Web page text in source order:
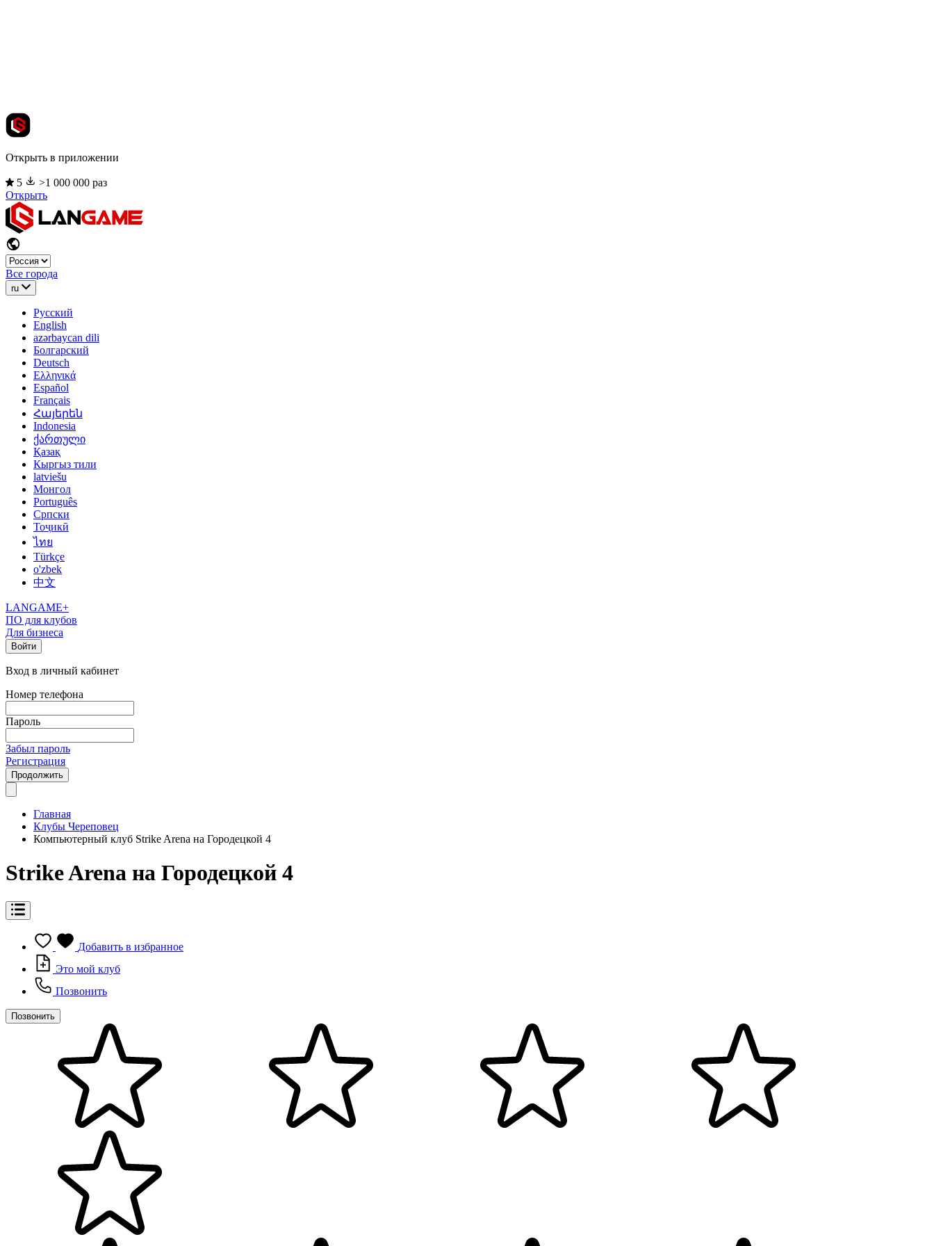
Открыть в приложении
5
>1 000 000 раз
Открыть
Все города
ru
Русский
English
azərbaycan dili
Болгарский
Deutsch
Ελληνικά
Español
Français
Հայերեն
Indonesia
ქართული
Қазақ
Кыргыз тили
latviešu
Монгол
Português
Српски
Тоҷикӣ
ไทย
Türkçe
o'zbek
中文
LANGAME+
ПО для клубов
Для бизнеса
Войти
Вход в личный кабинет
Номер телефона
Пароль
Забыл пароль
Регистрация
Продолжить
Главная
Клубы Череповец
Компьютерный клуб Strike Arena на Городецкой 4
Strike Arena на Городецкой 4
Добавить в избранное
Это мой клуб
Позвонить
Позвонить